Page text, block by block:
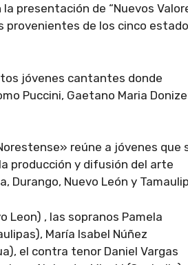
presentación de “Nuevos
provenientes de los cinco
jóvenes cantantes donde
Puccini, Gaetano Maria
reúne a jóvenes que
producción y difusión del arte
Durango, Nuevo León y
Leon) , las sopranos Pamela
María Isabel Núñez
el contra tenor Daniel Vargas